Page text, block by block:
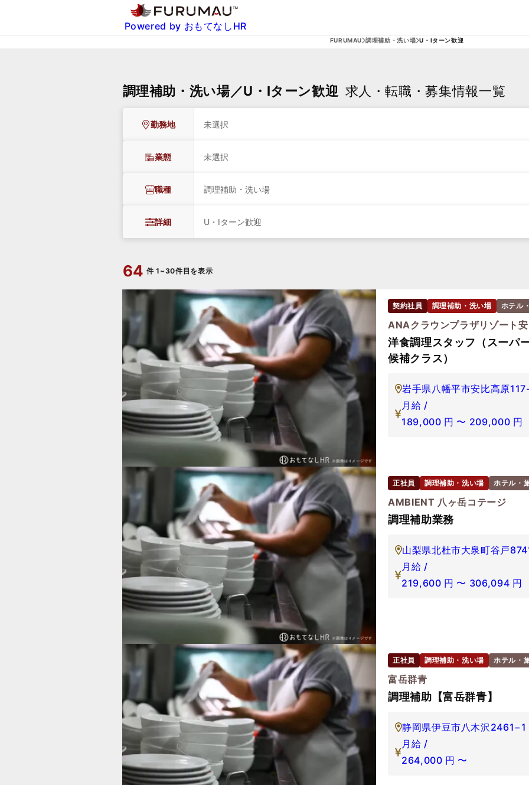
Powered by おもてなしHR
FURUMAU 調理補助・洗い場 U・Iターン歓迎
調理補助・洗い場／U・Iターン歓迎 求人・転職・募集情報一覧
勤務地 未選択
業態 未選択
職種 調理補助・洗い場
詳細 U・Iターン歓迎
64 件 1~30件目を表示
契約社員 調理補助・洗い場 ホテル
ANAクラウンプラザリゾート
洋食調理スタッフ（スーパ
候補クラス）
岩手県八幡平市安比高原
月給 /
189,000 円 〜 209,000 円
正社員 調理補助・洗い場 ホテル・
AMBIENT 八ヶ岳コテージ
調理補助業務
山梨県北杜市大泉町谷戸
月給 /
219,600 円 〜 306,094 円
正社員 調理補助・洗い場 ホテル・
富岳群青
調理補助【富岳群青】
静岡県伊豆市八木沢2461−1
月給 /
264,000 円 〜